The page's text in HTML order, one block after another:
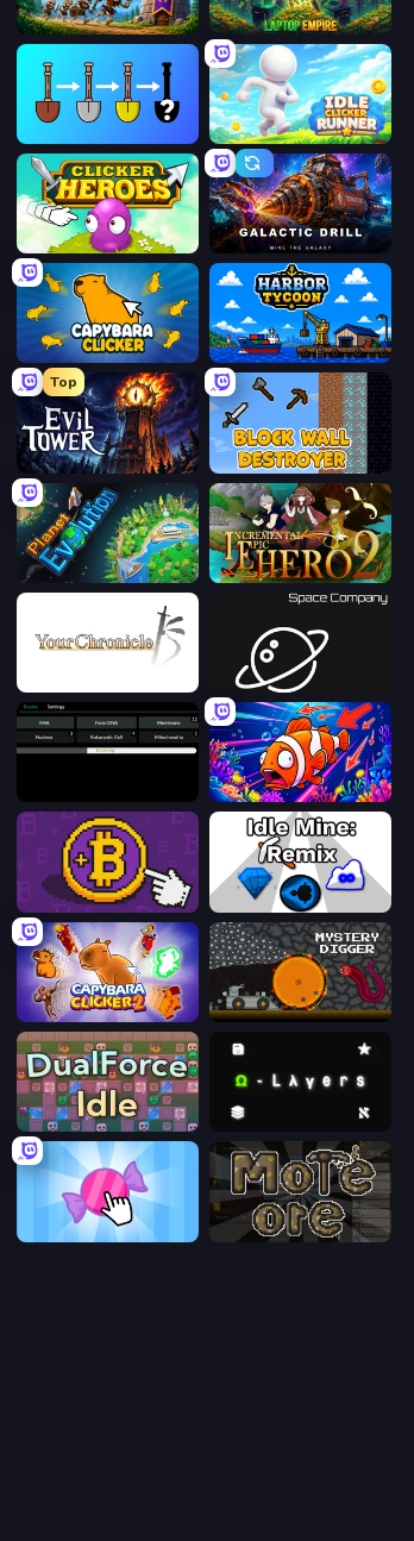
Mage Castle Idle Defense Laptop Empire
Idle Clicker Runner
Clicker Heroes Galactic Drill
Capybara Clicker Harbor Tycoon
Top
Evil Tower Block Wall Destroyer
Planet Evolution: Idle Clicker Incremental Epic Hero 2
Space Company
Fish Catch Idle
Money Maker Idle Mine: Remix
Capybara Clicker 2 Mystery Digger
DualForce Idle Omega Layers
Candy Clicker 2 More Ore